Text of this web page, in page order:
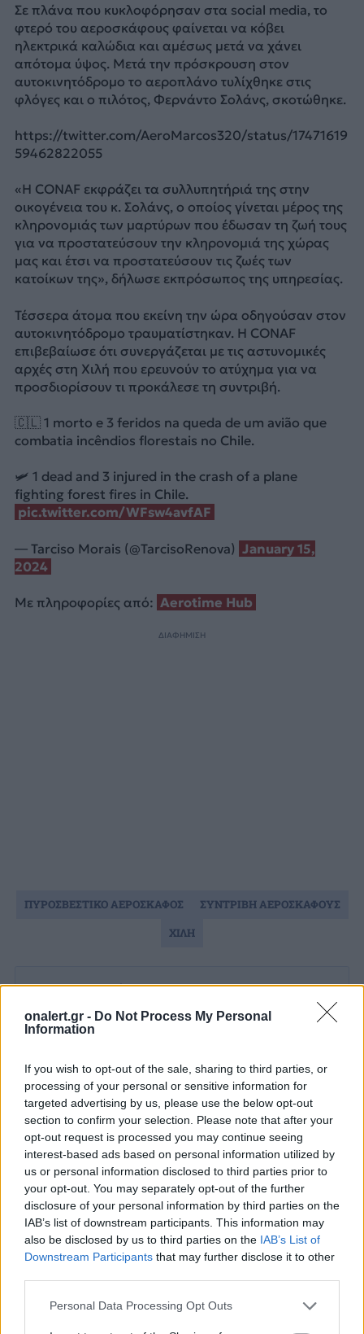
onalert.gr - Do Not Process My Personal
Information
If you wish to opt-out of the sale, sharing to third parties, or
processing of your personal or sensitive information for
targeted advertising by us, please use the below opt-out
section to confirm your selection. Please note that after your
opt-out request is processed you may continue seeing
interest-based ads based on personal information utilized by
us or personal information disclosed to third parties prior to
your opt-out. You may separately opt-out of the further
disclosure of your personal information by third parties on the
IAB’s list of downstream participants. This information may
also be disclosed by us to third parties on the IAB’s List of
Downstream Participants that may further disclose it to other
Personal Data Processing Opt Outs
Διάβασε επίσης
Ελληνικοί δορυφόροι και
μικροδορυφόροι για
WSJ: Ο Πούτιν
δοκιμάσει τη
Σε πλάνα που κυκλοφόρησαν στα social media, το
φτερό του αεροσκάφους φαίνεται να κόβει
ηλεκτρικά καλώδια και αμέσως μετά να χάνει
απότομα ύψος. Μετά την πρόσκρουση στον
αυτοκινητόδρομο το αεροπλάνο τυλίχθηκε στις
φλόγες και ο πιλότος, Φερνάντο Σολάνς, σκοτώθηκε.
https://twitter.com/AeroMarcos320/status/17471619
59462822055
«Η CONAF εκφράζει τα συλλυπητήριά της στην
οικογένεια του κ. Σολάνς, ο οποίος γίνεται μέρος της
κληρονομιάς των μαρτύρων που έδωσαν τη ζωή τους
για να προστατεύσουν την κληρονομιά της χώρας
μας και έτσι να προστατεύσουν τις ζωές των
κατοίκων της», δήλωσε εκπρόσωπος της υπηρεσίας.
Τέσσερα άτομα που εκείνη την ώρα οδηγούσαν στον
αυτοκινητόδρομο τραυματίστηκαν. Η CONAF
επιβεβαίωσε ότι συνεργάζεται με τις αστυνομικές
αρχές στη Χιλή που ερευνούν το ατύχημα για να
προσδιορίσουν τι προκάλεσε τη συντριβή.
🇨🇱 1 morto e 3 feridos na queda de um avião que
combatia incêndios florestais no Chile.
🛩️ 1 dead and 3 injured in the crash of a plane
fighting forest fires in Chile.
pic.twitter.com/WFsw4avfAF
— Tarciso Morais (@TarcisoRenova) January 15,
2024
Mε πληροφορίες από: Aerotime Hub
ΔΙΑΦΗΜΙΣΗ
Ακολουθήστε το onalert.gr στοGoogle
και μάθετε πρώτοι όλες τις ειδήσεις
για την άμυνα.
ΠΥΡΟΣΒΕΣΤΙΚΟ ΑΕΡΟΣΚΑΦΟΣ
ΣΥΝΤΡΙΒΗ ΑΕΡΟΣΚΑΦΟΥΣ
ΧΙΛΗ